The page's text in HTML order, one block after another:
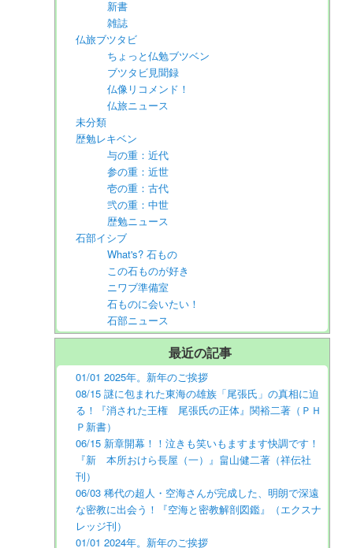
新書
雑誌
仏旅ブツタビ
ちょっと仏勉ブツベン
ブツタビ見聞録
仏像リコメンド！
仏旅ニュース
未分類
歴勉レキベン
与の重：近代
参の重：近世
壱の重：古代
弐の重：中世
歴勉ニュース
石部イシブ
What's? 石もの
この石ものが好き
ニワブ準備室
石ものに会いたい！
石部ニュース
最近の記事
01/01 2025年。新年のご挨拶
08/15 謎に包まれた東海の雄族「尾張氏」の真相に迫
る！『消された王権 尾張氏の正体』関裕二著（ＰＨ
Ｐ新書）
06/15 新章開幕！！泣きも笑いもますます快調です！
『新 本所おけら長屋（一）』畠山健二著（祥伝社
刊）
06/03 稀代の超人・空海さんが完成した、明朗で深遠
な密教に出会う！『空海と密教解剖図鑑』（エクスナ
レッジ刊）
01/01 2024年。新年のご挨拶